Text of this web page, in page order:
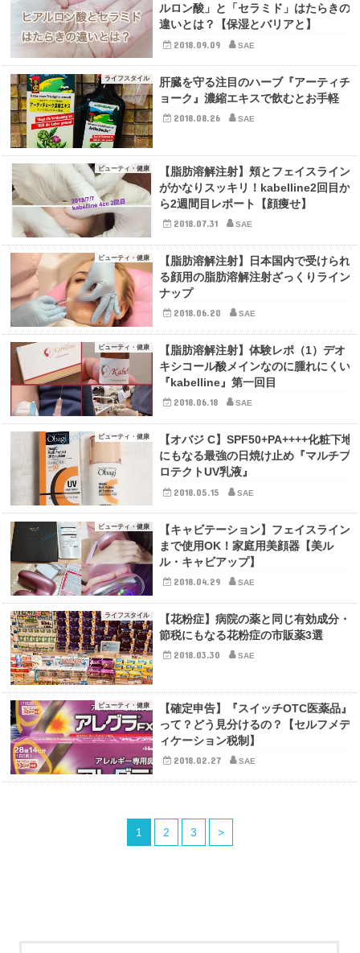
ルロン酸」と「セラミド」はたらきの
違いとは？【保湿とバリアと】
2018.09.09 SAE
ライフスタイル
肝臓を守る注目のハーブ『アーティチ
ョーク』濃縮エキスで飲むとお手軽
2018.08.26 SAE
ビューティ・健康
【脂肪溶解注射】頬とフェイスライン
がかなりスッキリ！kabelline2回目か
ら2週間目レポート【顔痩せ】
2018.07.31 SAE
ビューティ・健康
【脂肪溶解注射】日本国内で受けられ
る顔用の脂肪溶解注射ざっくりライン
ナップ
2018.06.20 SAE
ビューティ・健康
【脂肪溶解注射】体験レポ（1）デオ
キシコール酸メインなのに腫れにくい
『kabelline』第一回目
2018.06.18 SAE
ビューティ・健康
【オバジ C】SPF50+PA++++化粧下地
にもなる最強の日焼け止め『マルチプ
ロテクトUV乳液』
2018.05.15 SAE
ビューティ・健康
【キャビテーション】フェイスライン
まで使用OK！家庭用美顔器【美ル
ル・キャビアップ】
2018.04.29 SAE
ライフスタイル
【花粉症】病院の薬と同じ有効成分・
節税にもなる花粉症の市販薬3選
2018.03.30 SAE
ビューティ・健康
【確定申告】『スイッチOTC医薬品』
って？どう見分けるの？【セルフメデ
ィケーション税制】
2018.02.27 SAE
1 2 3 >